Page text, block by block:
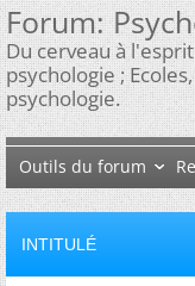
Forum:
Du cerveau à
psychologie ;
psychologie.
Outils du forum
INTITULÉ